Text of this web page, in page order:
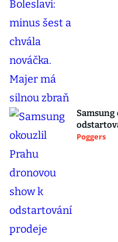
Poggers